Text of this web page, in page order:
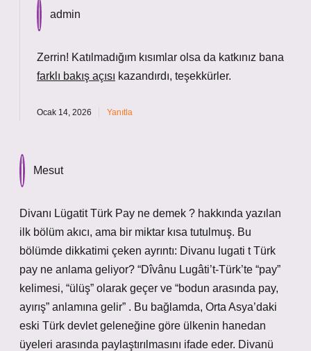
Zerrin! Katılmadığım kısımlar olsa da katkınız bana
farklı bakış açısı kazandırdı, teşekkürler.
Ocak 14, 2026 Yanıtla
Divanı Lügatit Türk Pay ne demek ? hakkında yazılan
ilk bölüm akıcı, ama bir miktar kısa tutulmuş. Bu
bölümde dikkatimi çeken ayrıntı: Divanu lugati t Türk
pay ne anlama geliyor? “Dîvânu Lugâti’t-Türk’te “pay”
kelimesi, “ülüş” olarak geçer ve “bodun arasında pay,
ayırış” anlamına gelir” . Bu bağlamda, Orta Asya’daki
eski Türk devlet geleneğine göre ülkenin hanedan
üyeleri arasında paylaştırılmasını ifade eder. Divanü